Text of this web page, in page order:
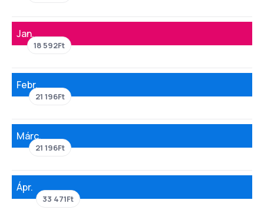
Jan.
18 592Ft
Febr.
21 196Ft
Márc.
21 196Ft
Ápr.
33 471Ft